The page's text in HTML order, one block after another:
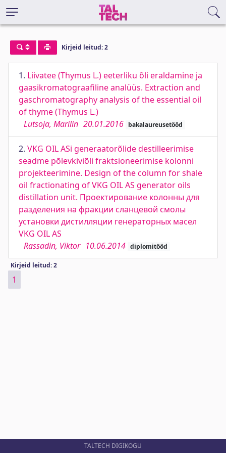
Kirjeid leitud: 2
1. Liivatee (Thymus L.) eeterliku õli eraldamine ja
gaasikromatograafiline analüüs. Extraction and
gaschromatography analysis of the essential oil
of thyme (Thymus L.)
Lutsoja, Marilin 20.01.2016 bakalaureusetööd
2. VKG OIL ASi generaatorõlide destilleerimise
seadme põlevkiviõli fraktsioneerimise kolonni
projekteerimine. Design of the column for shale
oil fractionating of VKG OIL AS generator oils
distillation unit. Проектирование колонны для
разделения на фракции сланцевой смолы
установки дистилляции генераторных масел
VKG OIL AS
Rassadin, Viktor 10.06.2014 diplomitööd
Kirjeid leitud: 2
1
TALTECH DIGIKOGU